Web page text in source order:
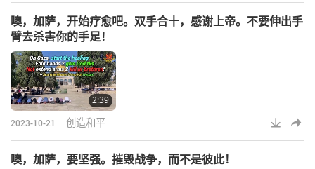
噢，加萨，开始疗愈吧。双手合十，感谢上帝。不要伸出手
臂去杀害你的手足！
2:39
2023-10-21 创造和平
噢，加萨，要坚强。摧毁战争，而不是彼此！